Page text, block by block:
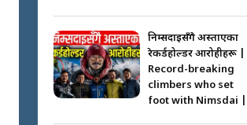
निम्सदाइसँगै अस्ताएका
रेकर्डहोल्डर आरोहीहरू |
Record-breaking
climbers who set
foot with Nimsdai |